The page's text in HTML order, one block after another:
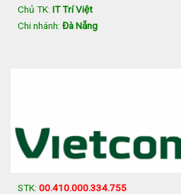
Chủ TK: IT Trí Việt
Chi nhánh: Đà Nẵng
STK: 00.410.000.334.755